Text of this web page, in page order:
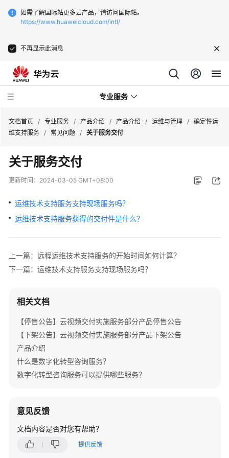
如需了解国际站更多云产品，请访问国际站。
https://www.huaweicloud.com/intl/
不再显示此消息
专业服务
服
务
公
品
产
绍
咨
询
与
规
划
云
与
实
文档首页 / 专业服务 / 产品介绍 / 产品介绍 / 运维与管理 / 确定性运
维支持服务 / 常见问题 / 关于服务交付
关于服务交付
更新时间： 2024-03-05 GMT+08:00
运维技术支持服务支持现场服务吗？
运维技术支持服务获得的交付件是什么？
上一篇：远程运维技术支持服务的开始时间如何计算？
下一篇：运维技术支持服务支持现场服务吗？
相关文档
【停售公告】云视频交付实施服务部分产品停售公告
【下架公告】云视频交付实施服务部分产品下架公告
产品介绍
什么是数字化转型咨询服务？
数字化转型咨询服务可以提供哪些服务？
意见反馈
文档内容是否对您有帮助？
提供反馈